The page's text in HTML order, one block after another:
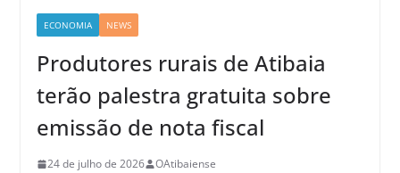
ECONOMIA NEWS
Produtores rurais de Atibaia
terão palestra gratuita sobre
emissão de nota fiscal
24 de julho de 2026 OAtibaiense